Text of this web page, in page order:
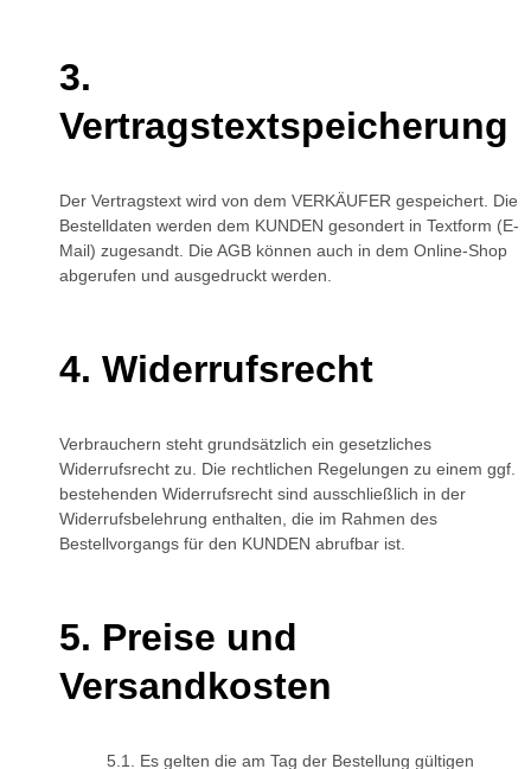
Vertragstextspeicherung
Der Vertragstext wird von dem VERKÄUFER gespeichert. Die
Bestelldaten werden dem KUNDEN gesondert in Textform (E-
Mail) zugesandt. Die AGB können auch in dem Online-Shop
abgerufen und ausgedruckt werden.
Widerrufsrecht
Verbrauchern steht grundsätzlich ein gesetzliches
Widerrufsrecht zu. Die rechtlichen Regelungen zu einem ggf.
bestehenden Widerrufsrecht sind ausschließlich in der
Widerrufsbelehrung enthalten, die im Rahmen des
Bestellvorgangs für den KUNDEN abrufbar ist.
Preise und
Versandkosten
Es gelten die am Tag der Bestellung gültigen